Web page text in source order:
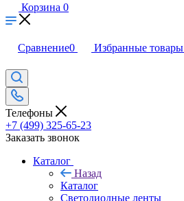
Корзина 0
Сравнение0 Избранные товары
Телефоны
+7 (499) 325-65-23
Заказать звонок
Каталог
Назад
Каталог
Светодиодные ленты